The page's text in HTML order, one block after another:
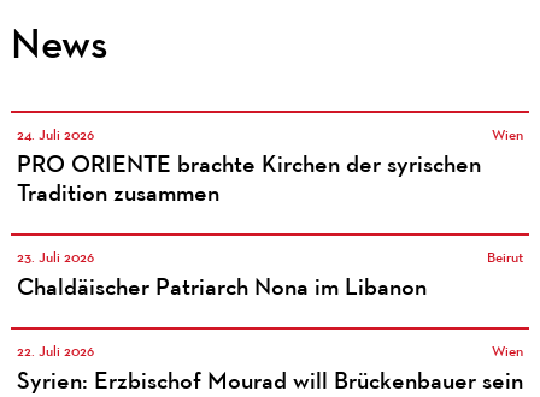
News
24. Juli 2026 Wien
PRO ORIENTE brachte Kirchen der syrischen
Tradition zusammen
23. Juli 2026 Beirut
Chaldäischer Patriarch Nona im Libanon
22. Juli 2026 Wien
Syrien: Erzbischof Mourad will Brückenbauer sein